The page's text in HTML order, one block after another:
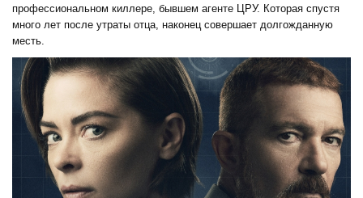
профессиональном киллере, бывшем агенте ЦРУ. Которая спустя
много лет после утраты отца, наконец совершает долгожданную
месть.